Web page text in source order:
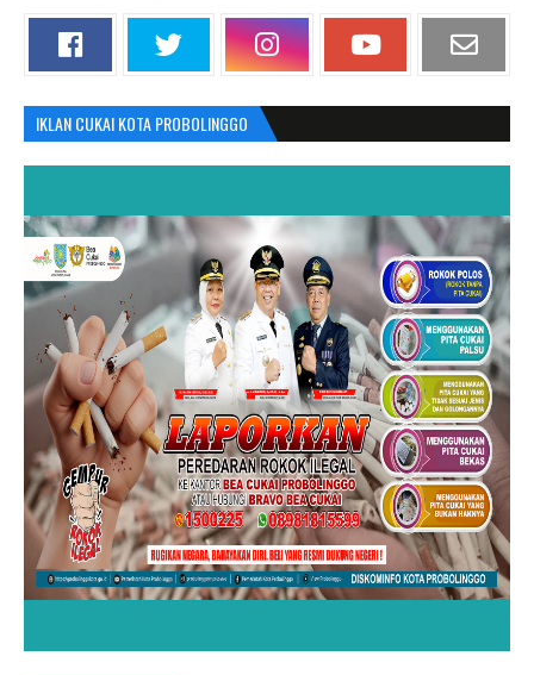
IKLAN CUKAI KOTA PROBOLINGGO